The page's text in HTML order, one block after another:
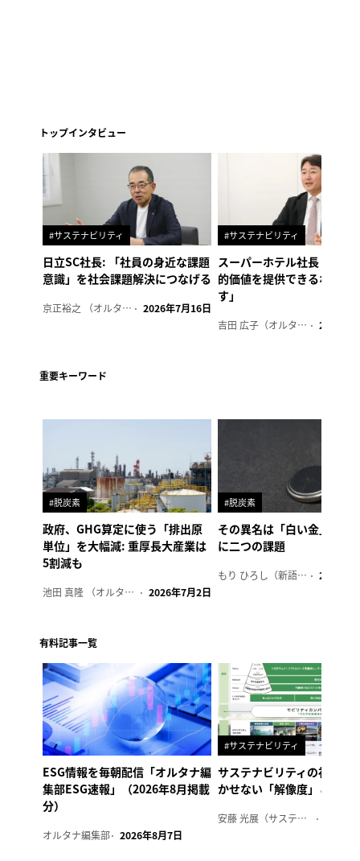
トップインタビュー
#サステナビリティ
日立SC社長: 「社員の身近な課題
意識」を社会課題解決につなげる
京正裕之 （オルタナ副編集長） 2026年7月16日
#サステナビリティ
スーパーホテル社長「地域
的価値を提供できるホテル
す」
吉田 広子（オルタナ輪番編集長） 2026年6
重要キーワード
#脱炭素
政府、GHG算定に使う「排出原
単位」を大幅減: 重厚長大産業は
5割減も
池田 真隆 （オルタナ輪番編集長） 2026年7月2日
#脱炭素
その異名は「白い金」、リ
に二つの課題
もり ひろし（新語ウォッチャー） 2023年7
有料記事一覧
ESG情報を毎朝配信「オルタナ編
集部ESG速報」（2026年8月掲載
分）
オルタナ編集部 2026年8月7日
#サステナビリティ
サステナビリティの社内浸
かせない「解像度」とは
安藤 光展（サステナビリティ・コンサルタント）